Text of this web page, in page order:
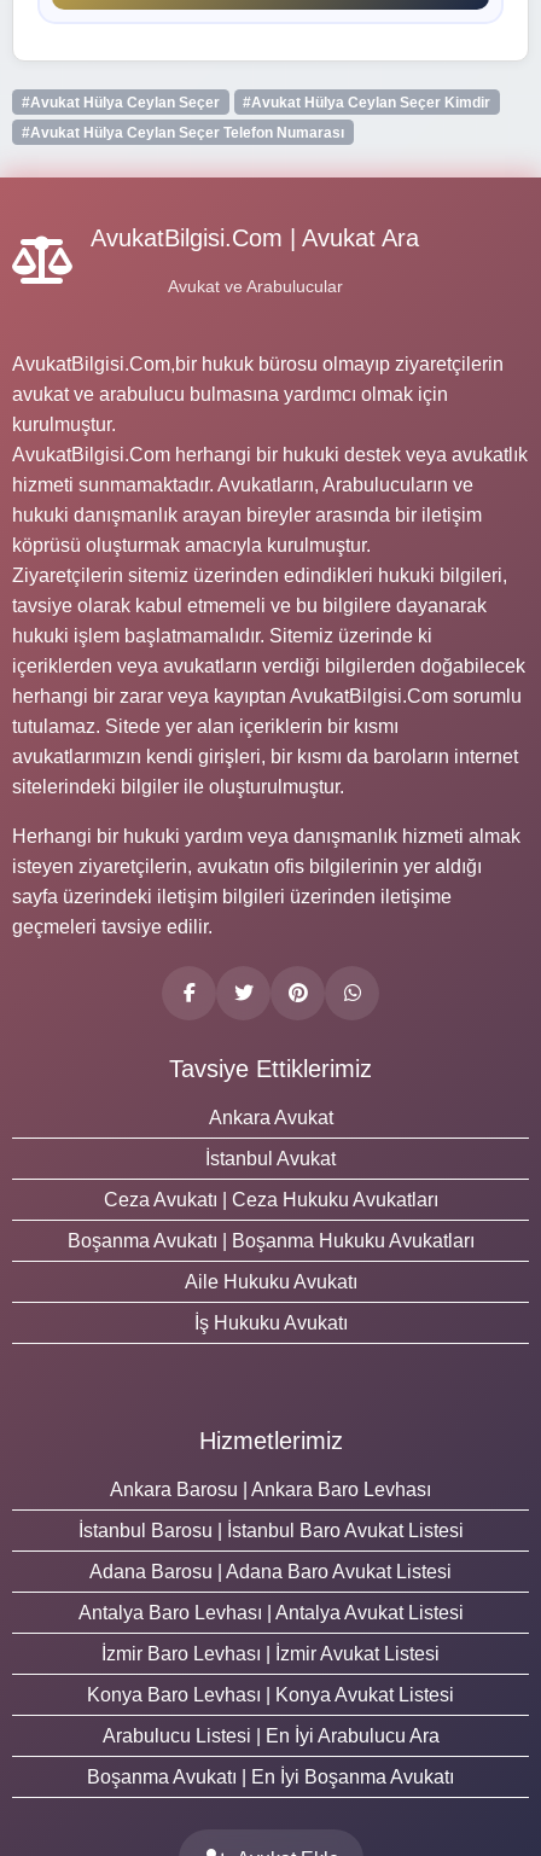
#Avukat Hülya Ceylan Seçer
#Avukat Hülya Ceylan Seçer Kimdir
#Avukat Hülya Ceylan Seçer Telefon Numarası
AvukatBilgisi.Com | Avukat Ara
Avukat ve Arabulucular
AvukatBilgisi.Com,bir hukuk bürosu olmayıp ziyaretçilerin
avukat ve arabulucu bulmasına yardımcı olmak için
kurulmuştur.
AvukatBilgisi.Com herhangi bir hukuki destek veya avukatlık
hizmeti sunmamaktadır. Avukatların, Arabulucuların ve
hukuki danışmanlık arayan bireyler arasında bir iletişim
köprüsü oluşturmak amacıyla kurulmuştur.
Ziyaretçilerin sitemiz üzerinden edindikleri hukuki bilgileri,
tavsiye olarak kabul etmemeli ve bu bilgilere dayanarak
hukuki işlem başlatmamalıdır. Sitemiz üzerinde ki
içeriklerden veya avukatların verdiği bilgilerden doğabilecek
herhangi bir zarar veya kayıptan AvukatBilgisi.Com sorumlu
tutulamaz. Sitede yer alan içeriklerin bir kısmı
avukatlarımızın kendi girişleri, bir kısmı da baroların internet
sitelerindeki bilgiler ile oluşturulmuştur.
Herhangi bir hukuki yardım veya danışmanlık hizmeti almak
isteyen ziyaretçilerin, avukatın ofis bilgilerinin yer aldığı
sayfa üzerindeki iletişim bilgileri üzerinden iletişime
geçmeleri tavsiye edilir.
Tavsiye Ettiklerimiz
Ankara Avukat
İstanbul Avukat
Ceza Avukatı | Ceza Hukuku Avukatları
Boşanma Avukatı | Boşanma Hukuku Avukatları
Aile Hukuku Avukatı
İş Hukuku Avukatı
Hizmetlerimiz
Ankara Barosu | Ankara Baro Levhası
İstanbul Barosu | İstanbul Baro Avukat Listesi
Adana Barosu | Adana Baro Avukat Listesi
Antalya Baro Levhası | Antalya Avukat Listesi
İzmir Baro Levhası | İzmir Avukat Listesi
Konya Baro Levhası | Konya Avukat Listesi
Arabulucu Listesi | En İyi Arabulucu Ara
Boşanma Avukatı | En İyi Boşanma Avukatı